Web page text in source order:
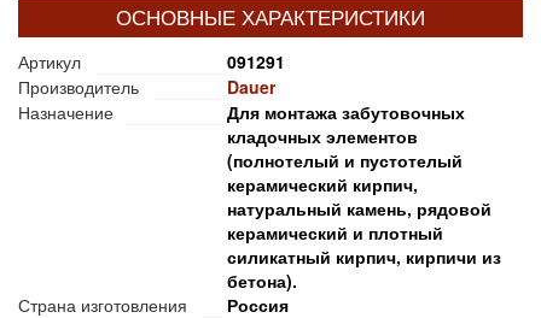
ОСНОВНЫЕ ХАРАКТЕРИСТИКИ
Артикул
091291
Производитель
Dauer
Назначение
Для монтажа забутовочных
кладочных элементов
(полнотелый и пустотелый
керамический кирпич,
натуральный камень, рядовой
керамический и плотный
силикатный кирпич, кирпичи из
бетона).
Страна изготовления
Россия